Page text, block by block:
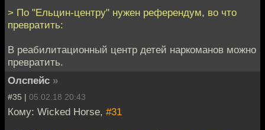
> По "Ельцин-центру" нужен референдум, во что
превратить:
В реабилитационный центр детей наркоманов можно
превратить.
Олспейс »
#35 | 05.02.18 20:43
Кому: Wicked Horse, #31